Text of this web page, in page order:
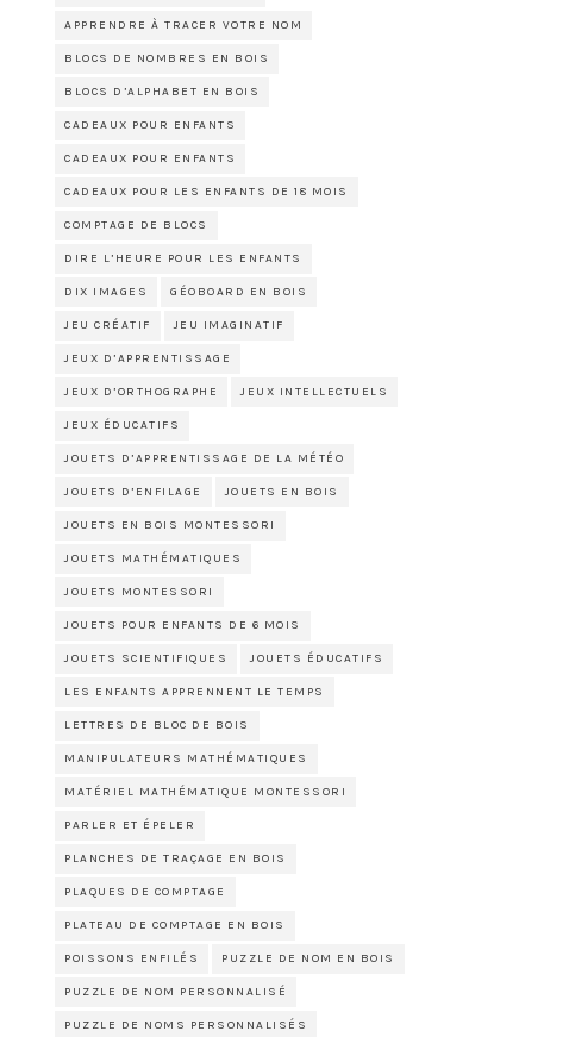
APPRENDRE À TRACER VOTRE NOM
BLOCS DE NOMBRES EN BOIS
BLOCS D’ALPHABET EN BOIS
CADEAUX POUR ENFANTS
CADEAUX POUR ENFANTS
CADEAUX POUR LES ENFANTS DE 18 MOIS
COMPTAGE DE BLOCS
DIRE L’HEURE POUR LES ENFANTS
DIX IMAGES GÉOBOARD EN BOIS
JEU CRÉATIF JEU IMAGINATIF
JEUX D’APPRENTISSAGE
JEUX D’ORTHOGRAPHE JEUX INTELLECTUELS
JEUX ÉDUCATIFS
JOUETS D’APPRENTISSAGE DE LA MÉTÉO
JOUETS D’ENFILAGE JOUETS EN BOIS
JOUETS EN BOIS MONTESSORI
JOUETS MATHÉMATIQUES
JOUETS MONTESSORI
JOUETS POUR ENFANTS DE 6 MOIS
JOUETS SCIENTIFIQUES JOUETS ÉDUCATIFS
LES ENFANTS APPRENNENT LE TEMPS
LETTRES DE BLOC DE BOIS
MANIPULATEURS MATHÉMATIQUES
MATÉRIEL MATHÉMATIQUE MONTESSORI
PARLER ET ÉPELER
PLANCHES DE TRAÇAGE EN BOIS
PLAQUES DE COMPTAGE
PLATEAU DE COMPTAGE EN BOIS
POISSONS ENFILÉS PUZZLE DE NOM EN BOIS
PUZZLE DE NOM PERSONNALISÉ
PUZZLE DE NOMS PERSONNALISÉS